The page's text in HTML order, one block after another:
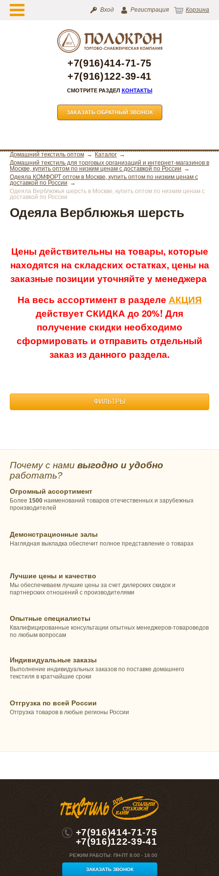
Вход Регистрация Корзина
+7(916)414-71-75
+7(916)122-39-41
СМОТРИТЕ РАЗДЕЛ КОНТАКТЫ
ЗАКАЗАТЬ ОБРАТНЫЙ ЗВОНОК
Домашний текстиль оптом
Каталог
Домашний текстиль для торговых организаций и интернет-магазинов в
Москве, купить оптом по низким ценам с доставкой по России
Одеяла КОМФОРТ оптом в Москве, купить оптом по низким ценам с
доставкой по России
Одеяла Верблюжья шерсть в Москве, купить оптом по низким ценам с
доставкой по России
Одеяла Верблюжья шерсть
Цены действительны на товары, которые
находятся на складских остатках, цены на
заказные позиции уточняйте у менеджера
На весь ассортимент в разделе АКЦИЯ
действует СКИДКА до 20%! Для
получение скидки необходимо
сформировать и отправить отдельный
заказ из данного раздела.
ФИЛЬТРЫ
Шерсть верблюжья
Тик
Почему с нами выгодно и удобно
работать?
Огромный ассортимент
Более 1500 наименований товаров отечественных и зарубежных
производителей
Демонстрационные залы
Наглядная выкладка обеспечит полное представление о товарах
Лучшие цены и качество
Мы обеспечиваем лучшие цены за счет дилерских скидок и
партнерских отношений с производителями
Опытные специалисты
Квалифицированные консультации опытных менеджеров-товароведов
по любым вопросам
Индивидуальные заказы
Выполнение индивидуальных заказов по поставке домашнего
текстиля в кратчайшие сроки
Отгрузка по всей России
Отгрузка товаров в любые регионы России
+7(916)414-71-75
+7(916)122-39-41
РЕЖИМ РАБОТЫ: ПН-ПТ 8:00 - 18.00
ЗАКАЗАТЬ ЗВОНОК